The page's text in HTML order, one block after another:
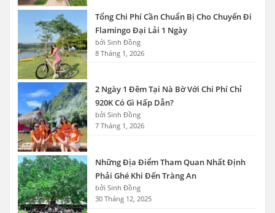
Tổng Chi Phí Cần Chuẩn Bị Cho Chuyến Đi
Flamingo Đại Lải 1 Ngày
bởi Sinh Đồng
8 Tháng 1, 2026
2 Ngày 1 Đêm Tại Nà Bờ Với Chi Phí Chỉ
920K Có Gì Hấp Dẫn?
bởi Sinh Đồng
7 Tháng 1, 2026
Những Địa Điểm Tham Quan Nhất Định
Phải Ghé Khi Đến Tràng An
bởi Sinh Đồng
30 Tháng 12, 2025